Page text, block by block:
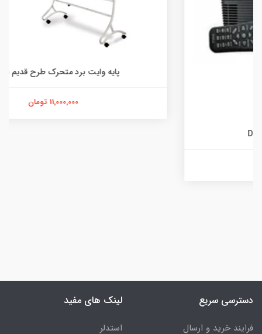
پایه وایت برد متحرک طرح قدیم شیدکو
دسترسی سریع
فرایند خرید و ارسال
لینک های مفید
استدلر